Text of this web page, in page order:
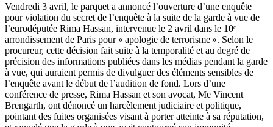
Vendredi 3 avril, le parquet a annoncé l’ouverture d’une enquête
pour violation du secret de l’enquête à la suite de la garde à vue de
l’eurodéputée Rima Hassan, intervenue le 2 avril dans le 10ᵉ
arrondissement de Paris pour « apologie de terrorisme ». Selon le
procureur, cette décision fait suite à la temporalité et au degré de
précision des informations publiées dans les médias pendant la garde
à vue, qui auraient permis de divulguer des éléments sensibles de
l’enquête avant le début de l’audition de fond. Lors d’une
conférence de presse, Rima Hassan et son avocat, Me Vincent
Brengarth, ont dénoncé un harcèlement judiciaire et politique,
pointant des fuites organisées visant à porter atteinte à sa réputation,